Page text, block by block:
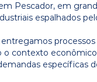
Pescador, em
espalhados
entregamos
o contexto
específicas